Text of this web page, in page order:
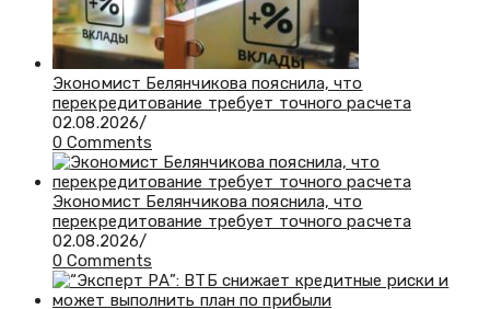
Экономист Белянчикова пояснила, что
перекредитование требует точного расчета
02.08.2026/
0 Comments
Экономист Белянчикова пояснила, что
перекредитование требует точного расчета
02.08.2026/
0 Comments